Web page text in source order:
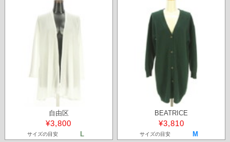
自由区
¥3,800
サイズの目安 L
BEATRICE
¥3,810
サイズの目安 M